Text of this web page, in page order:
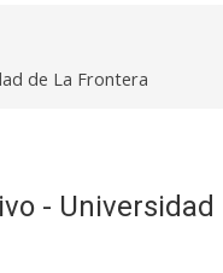
de La Frontera
- Universidad